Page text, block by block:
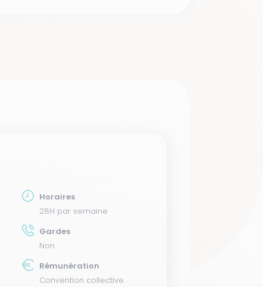
Horaires
28H par semaine
Gardes
Non
Rémunération
Convention collective